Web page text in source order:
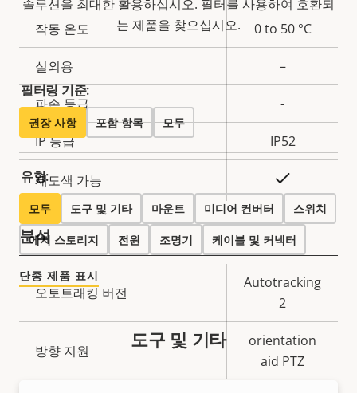
작동 온도 0 to 50 °C
실외용 –
파손 등급 -
IP 등급 IP52
재도색 가능
분석
속
성
설
명
속
오토트래킹 버전
Autotracking
2
방향 지원
orientation
aid PTZ
솔루션을 최대한 활용하십시오. 필터를 사용하여 호환되
는 제품을 찾으십시오.
필터링 기준:
권장 사항 포함 항목 모두
유형:
모두 도구 및 기타 마운트 미디어 컨버터 스위치
에지 스토리지 전원 조명기 케이블 및 커넥터
단종 제품 표시
도구 및 기타